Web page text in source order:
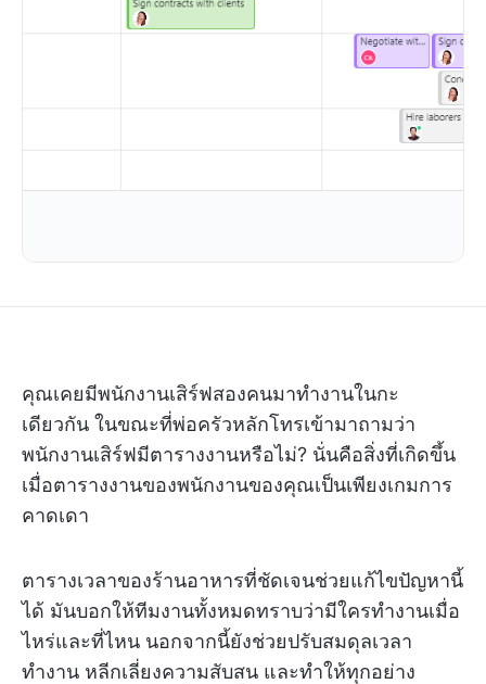
คุณเคยมีพนักงานเสิร์ฟสองคนมาทำงานในกะ
เดียวกัน ในขณะที่พ่อครัวหลักโทรเข้ามาถามว่า
พนักงานเสิร์ฟมีตารางงานหรือไม่? นั่นคือสิ่งที่เกิดขึ้น
เมื่อตารางงานของพนักงานของคุณเป็นเพียงเกมการ
คาดเดา
ตารางเวลาของร้านอาหารที่ชัดเจนช่วยแก้ไขปัญหานี้
ได้ มันบอกให้ทีมงานทั้งหมดทราบว่ามีใครทำงานเมื่อ
ไหร่และที่ไหน นอกจากนี้ยังช่วยปรับสมดุลเวลา
ทำงาน หลีกเลี่ยงความสับสน และทำให้ทุกอย่าง